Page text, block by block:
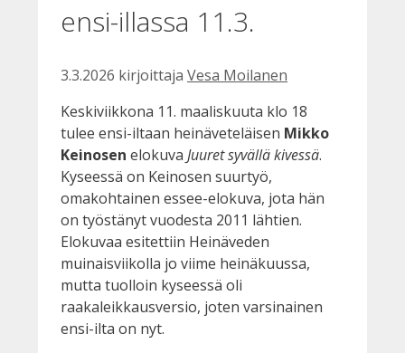
ensi-illassa 11.3.
3.3.2026 kirjoittaja Vesa Moilanen
Keskiviikkona 11. maaliskuuta klo 18
tulee ensi-iltaan heinäveteläisen Mikko
Keinosen elokuva Juuret syvällä kivessä.
Kyseessä on Keinosen suurtyö,
omakohtainen essee-elokuva, jota hän
on työstänyt vuodesta 2011 lähtien.
Elokuvaa esitettiin Heinäveden
muinaisviikolla jo viime heinäkuussa,
mutta tuolloin kyseessä oli
raakaleikkausversio, joten varsinainen
ensi-ilta on nyt.